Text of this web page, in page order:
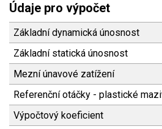
Údaje pro výpočet
Základní dynamická únosnost
Základní statická únosnost
Mezní únavové zatížení
Referenční otáčky - plastické
Výpočtový koeficient